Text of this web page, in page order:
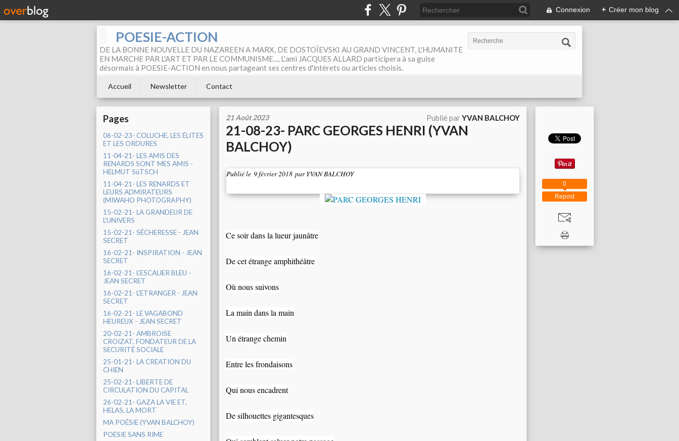
Connexion + Créer mon blog
POESIE-ACTION
DE LA BONNE NOUVELLE DU NAZAREEN A MARX, DE DOSTOÏEVSKI AU GRAND VINCENT, L'HUMANITE
EN MARCHE PAR L'ART ET PAR LE COMMUNISME..., L'ami JACQUES ALLARD participera à sa guise
désormais à POESIE-ACTION en nous partageant ses centres d'intérets ou articles choisis.
Accueil Newsletter Contact
Pages
06-02-23- COLUCHE, LES ÉLITES
ET LES ORDURES
11-04-21- LES AMIS DES
RENARDS SONT MES AMIS -
HELMUT SüTSCH
11-04-21- LES RENARDS ET
LEURS ADMIRATEURS
(MIWAHO PHOTOGRAPHY)
15-02-21- LA GRANDEUR DE
L'UNIVERS
15-02-21- SÉCHERESSE - JEAN
SECRET
16-02-21- INSPIRATION - JEAN
SECRET
16-02-21- L'ESCALIER BLEU -
JEAN SECRET
16-02-21- L'ETRANGER - JEAN
SECRET
16-02-21- LE VAGABOND
HEUREUX - JEAN SECRET
20-02-21- AMBROISE
CROIZAT, FONDATEUR DE LA
SECURITÉ SOCIALE
25-01-21- LA CREATION DU
CHIEN
25-02-21- LIBERTE DE
CIRCULATION DU CAPITAL
26-02-21- GAZA LA VIE ET,
HELAS, LA MORT
MA POÉSIE (YVAN BALCHOY)
POESIE SANS RIME
21 Août 2023 Publié parYVAN BALCHOY
21-08-23- PARC GEORGES HENRI (YVAN
BALCHOY)
Publié le 9 février 2018 par YVAN BALCHOY
Ce soir dans la lueur jaunâtre
De cet étrange amphithéâtre
Où nous suivons
La main dans la main
Un étrange chemin
Entre les frondaisons
Qui nous encadrent
De silhouettes gigantesques
Repost
0